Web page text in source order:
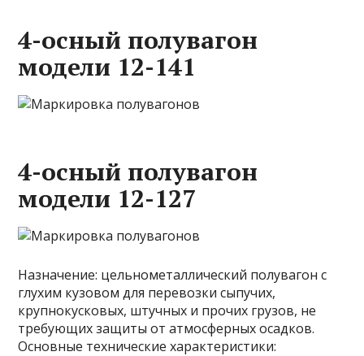
4-осный полувагон
модели 12-141
4-осный полувагон
модели 12-127
Назначение: цельнометаллический полувагон с
глухим кузовом для перевозки сыпучих,
крупнокусковых, штучных и прочих грузов, не
требующих защиты от атмосферных осадков.
Основные технические характеристики: